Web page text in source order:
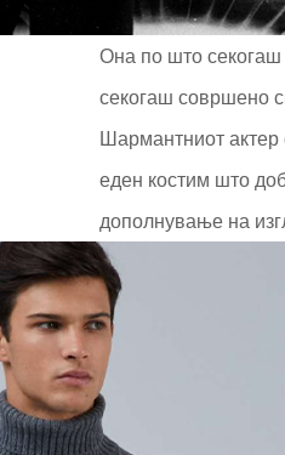
Она по што секогаш
секогаш совршено
Шармантниот актер
еден костим што
дополнување на